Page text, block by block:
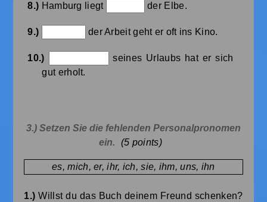
8.) Hamburg liegt der Elbe.
9.) der Arbeit geht er oft ins Kino.
10.)
seines Urlaubs hat er sich
gut erholt.
3.) Setzen Sie die fehlenden Personalpronomen
ein.
(5 points)
es, mich, er, ihr, ich, sie, ihm, uns, ihn
1.)Willst du das Buch deinem Freund schenken?